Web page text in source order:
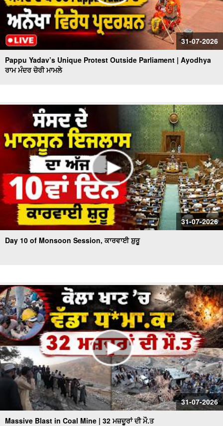
31-07-2026
Pappu Yadav’s Unique Protest Outside Parliament | Ayodhya
ਰਾਮ ਮੰਦਰ ਚੋਰੀ ਮਾਮਲੇ
31-07-2026
Day 10 of Monsoon Session, ਕਾਰਵਾਈ ਸ਼ੁਰੂ
31-07-2026
Massive Blast in Coal Mine | 32 ਮਜ਼ਦੂਰਾਂ ਦੀ ਮੌ.ਤ